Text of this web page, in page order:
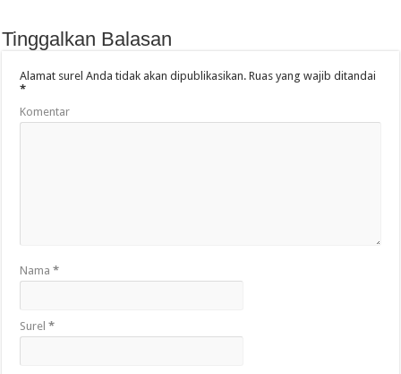
Tinggalkan Balasan
Alamat surel Anda tidak akan dipublikasikan. Ruas yang wajib ditandai
*
Komentar
Nama*
Surel*